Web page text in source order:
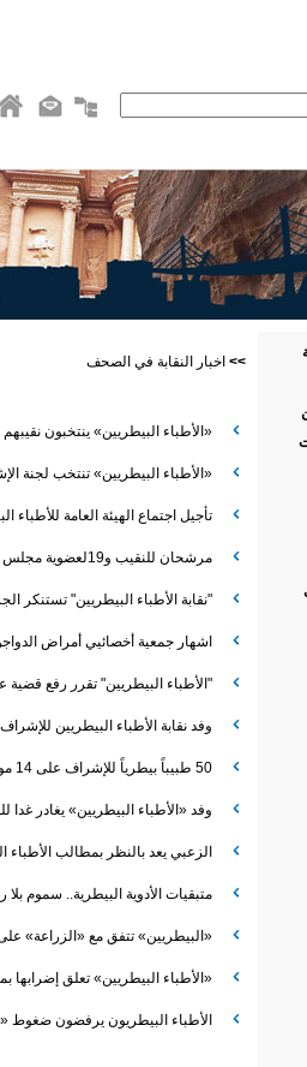
>> اخبار النقابة في الصحف
«الأطباء البيطريين» ينتخبون
«الأطباء البيطريين» تنتخب لجنة
تأجيل اجتماع الهيئة العامة للأطباء
مرشحان للنقيب و19لعضوية مجلس الأطباء البيطريين
"نقابة الأطباء البيطريين" تستنكر
اشهار جمعية أخصائيي أمراض
"الأطباء البيطريين" تقرر رفع قضية
وفد نقابة الأطباء البيطريين
50 طبيباً بيطرياً للإشراف على 14 موقعاً لبيع وذبح الأضاحي
وفد «الأطباء البيطريين» يغادر
الزعبي يعد بالنظر بمطالب الأطباء
متبقيات الأدوية البيطرية.. سموم بلا
«البيطريين» تتفق مع «الزراعة»
«الأطباء البيطريين» تعلق
الأطباء البيطريون يرفضون ضغوط